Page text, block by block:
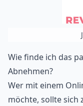
Wie finde ich das
Abnehmen?
Wer mit einem
möchte, sollte sich